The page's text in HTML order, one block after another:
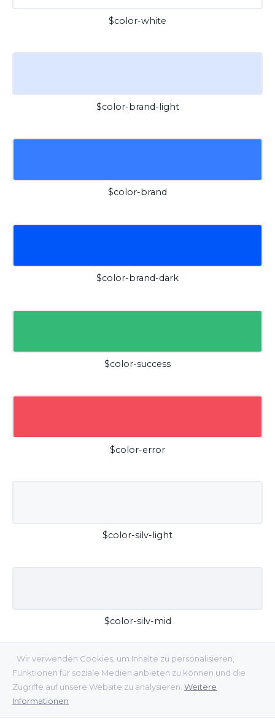
Wir verwenden Cookies, um Inhalte zu personalisieren,
Funktionen für soziale Medien anbieten zu können und die
Zugriffe auf unsere Website zu analysieren. Weitere
Informationen
$color-white
$color-brand-light
$color-brand
$color-brand-dark
$color-success
$color-error
$color-silv-light
$color-silv-mid